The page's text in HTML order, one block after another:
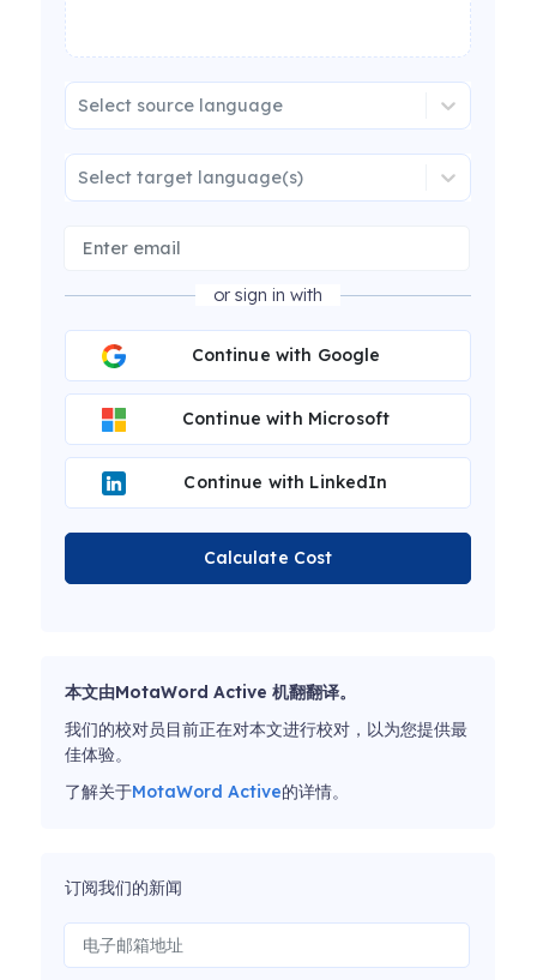
Select source language
Select target language(s)
or sign in with
Continue with Google
Continue with Microsoft
Continue with LinkedIn
Calculate Cost
本文由MotaWord Active 机翻翻译。
我们的校对员目前正在对本文进行校对，以为您提供最
佳体验。
了解关于MotaWord Active的详情。
订阅我们的新闻